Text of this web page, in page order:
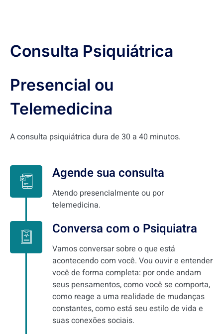
Consulta Psiquiátrica
Presencial ou
Telemedicina
A consulta psiquiátrica dura de 30 a 40 minutos.
Agende sua consulta
Atendo presencialmente ou por
telemedicina.
Conversa com o Psiquiatra
Vamos conversar sobre o que está
acontecendo com você. Vou ouvir e entender
você de forma completa: por onde andam
seus pensamentos, como você se comporta,
como reage a uma realidade de mudanças
constantes, como está seu estilo de vida e
suas conexões sociais.